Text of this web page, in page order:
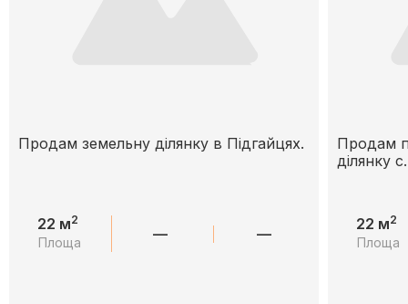
Продам земельну ділянку в Підгайцях.
22 м2
Площа — —
Продам
ділянку
22 м2
Площа